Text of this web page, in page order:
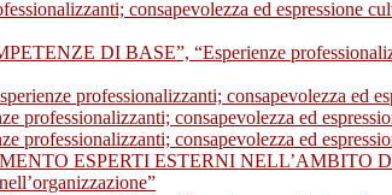
consapevolezza ed
DI BASE”, “Esperienze
professionalizzanti; consapevolezza ed
consapevolezza ed
professionalizzanti; consapevolezza ed
ESPERTI ESTERNI NELL’AMBITO